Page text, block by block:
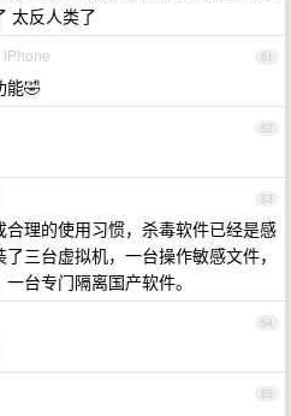
太反人类了
61
iPhone
能🤣
62
63
理的使用习惯，杀毒软件已经是感
三台虚拟机，一台操作敏感文件，
台专门隔离国产软件。
64
65